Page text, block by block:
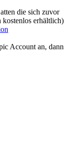
die sich zuvor
erhältlich)
Account an, dann